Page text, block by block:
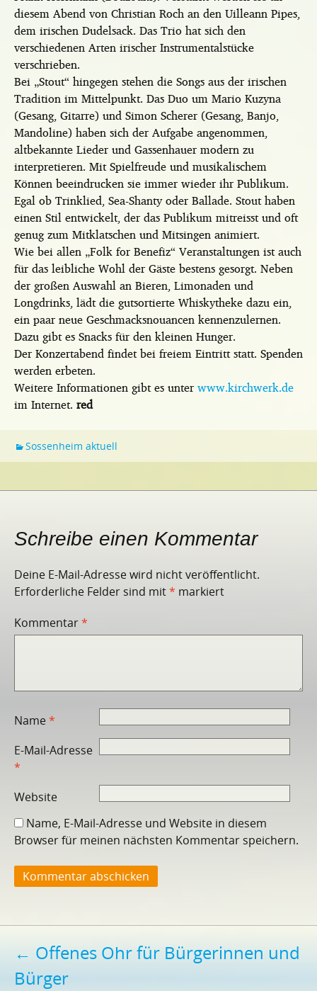
diesem Abend von Christian Roch an den Uilleann Pipes,
dem irischen Dudelsack. Das Trio hat sich den
verschiedenen Arten irischer Instrumentalstücke
verschrieben.
Bei „Stout“ hingegen stehen die Songs aus der irischen
Tradition im Mittelpunkt. Das Duo um Mario Kuzyna
(Gesang, Gitarre) und Simon Scherer (Gesang, Banjo,
Mandoline) haben sich der Aufgabe angenommen,
altbekannte Lieder und Gassenhauer modern zu
interpretieren. Mit Spielfreude und musikalischem
Können beeindrucken sie immer wieder ihr Publikum.
Egal ob Trinklied, Sea-Shanty oder Ballade. Stout haben
einen Stil entwickelt, der das Publikum mitreisst und oft
genug zum Mitklatschen und Mitsingen animiert.
Wie bei allen „Folk for Benefiz“ Veranstaltungen ist auch
für das leibliche Wohl der Gäste bestens gesorgt. Neben
der großen Auswahl an Bieren, Limonaden und
Longdrinks, lädt die gutsortierte Whiskytheke dazu ein,
ein paar neue Geschmacksnouancen kennenzulernen.
Dazu gibt es Snacks für den kleinen Hunger.
Der Konzertabend findet bei freiem Eintritt statt. Spenden
werden erbeten.
Weitere Informationen gibt es unterwww.kirchwerk.de
im Internet. red
Sossenheim aktuell
Schreibe einen Kommentar
Deine E-Mail-Adresse wird nicht veröffentlicht.
Erforderliche Felder sind mit* markiert
Kommentar*
Name*
E-Mail-Adresse
*
Website
Name, E-Mail-Adresse und Website in diesem
Browser für meinen nächsten Kommentar speichern.
Beitragsnavigation
← Offenes Ohr für Bürgerinnen und
Bürger